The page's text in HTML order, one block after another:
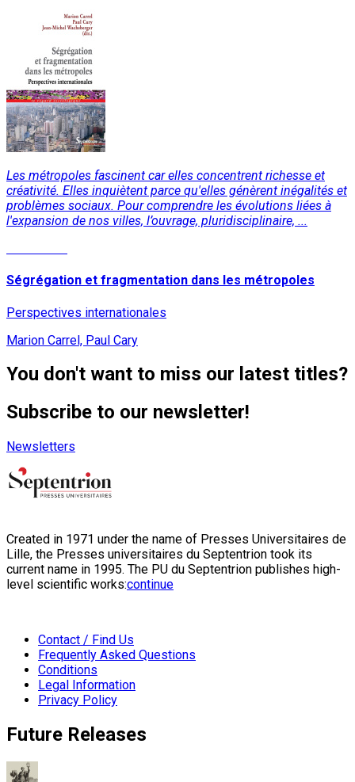
Les métropoles fascinent car elles concentrent richesse et
créativité. Elles inquiètent parce qu'elles génèrent inégalités et
problèmes sociaux. Pour comprendre les évolutions liées à
l'expansion de nos villes, l’ouvrage, pluridisciplinaire, ...
Ségrégation et fragmentation dans les métropoles
Perspectives internationales
Marion Carrel, Paul Cary
You don't want to miss our latest titles?
Subscribe to our newsletter!
Newsletters
Created in 1971 under the name of Presses Universitaires de
Lille, the Presses universitaires du Septentrion took its
current name in 1995. The PU du Septentrion publishes high-
level scientific works:continue
Contact / Find Us
Frequently Asked Questions
Conditions
Legal Information
Privacy Policy
Future Releases